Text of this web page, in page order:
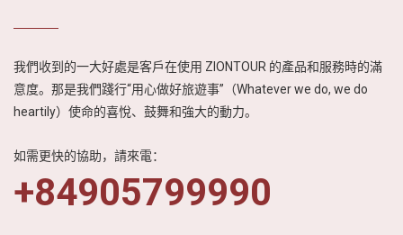
我們收到的一大好處是客戶在使用 ZIONTOUR 的產品和服務時的滿
意度。那是我們踐行“用心做好旅遊事”（Whatever we do, we do
heartily）使命的喜悅、鼓舞和強大的動力。
如需更快的協助，請來電：
+84905799990